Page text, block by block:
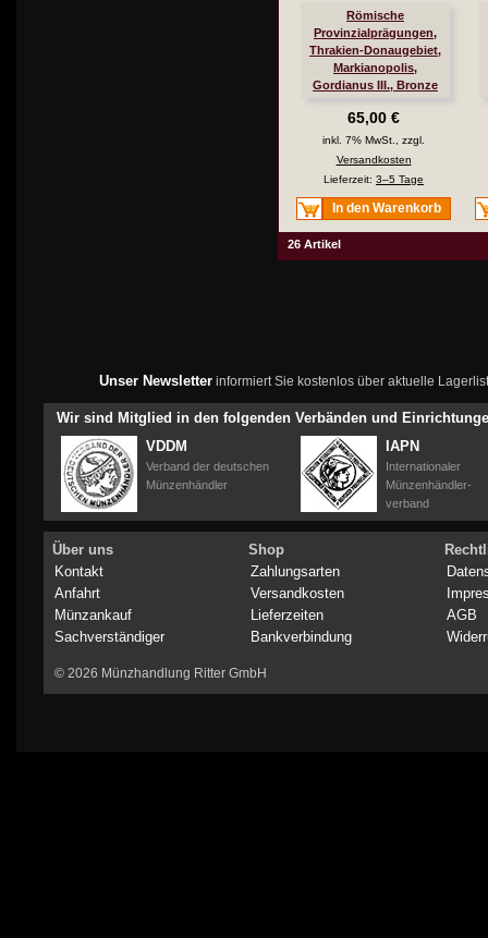
Römische
Provinzialprägungen,
Thrakien-Donaugebiet,
Markianopolis,
Gordianus III., Bronze
65,00 €
inkl. 7% MwSt., zzgl.
Versandkosten
Lieferzeit: 3–5 Tage
In den Warenkorb
26 Artikel
Unser Newsletterinformiert Sie kostenlos über aktuelle
Wir sind Mitglied in den folgenden Verbänden und
VDDM
Verband der deutschen
Münzenhändler
IAPN
Internationaler
Münzenhändler-
verband
Über uns
Kontakt
Anfahrt
Münzankauf
Sachverständiger
Shop
Zahlungsarten
Versandkosten
Lieferzeiten
Bankverbindung
AGB
© 2026 Münzhandlung Ritter GmbH